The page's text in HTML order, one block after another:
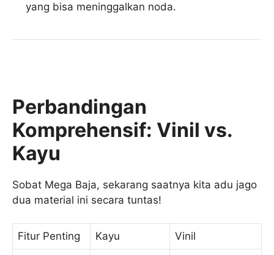
yang bisa meninggalkan noda.
Perbandingan
Komprehensif: Vinil vs.
Kayu
Sobat Mega Baja, sekarang saatnya kita adu jago
dua material ini secara tuntas!
Fitur Penting Kayu Vinil